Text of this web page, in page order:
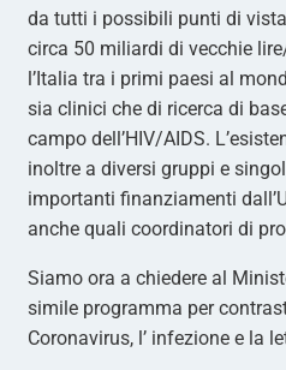
da tutti i possibili punti di
circa 50 miliardi di vecchie
l’Italia tra i primi paesi al
sia clinici che di ricerca di
campo dell’HIV/AIDS.
inoltre a diversi gruppi e
importanti finanziamenti
anche quali coordinatori di
Siamo ora a chiedere al
simile programma per
Coronavirus, l’ infezione e la